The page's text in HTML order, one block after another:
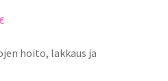
hoito, lakkaus ja